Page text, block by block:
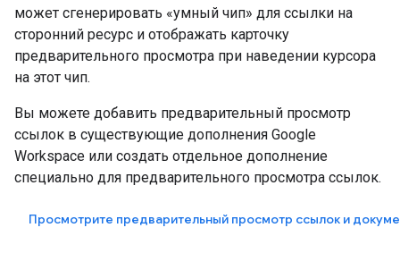
может сгенерировать «умный чип» для ссылки на
сторонний ресурс и отображать карточку
предварительного просмотра при наведении курсора
на этот чип.
Вы можете добавить предварительный просмотр
ссылок в существующие дополнения Google
Workspace или создать отдельное дополнение
специально для предварительного просмотра ссылок.
Просмотрите предварительный просмотр ссылок и